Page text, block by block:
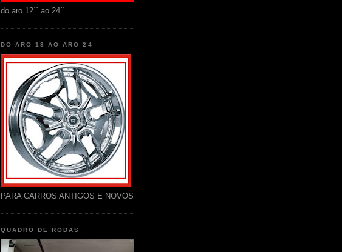
do aro 12´´ ao 24´´
DO ARO 13 AO ARO 24
PARA CARROS ANTIGOS E NOVOS
QUADRO DE RODAS